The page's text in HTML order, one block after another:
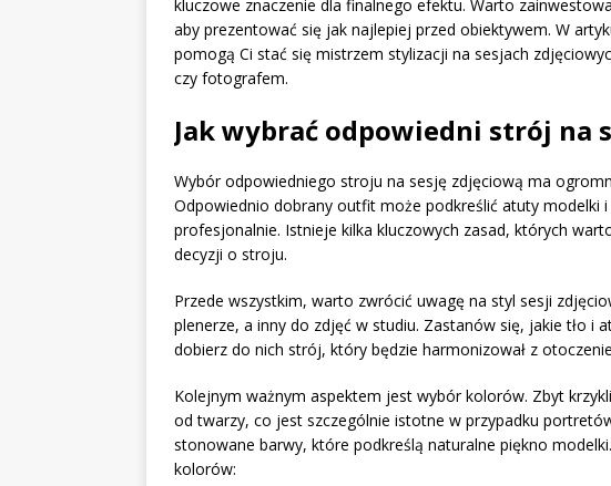
kluczowe znaczenie dla finalnego efektu. Warto
aby prezentować się jak najlepiej przed obiektywem. W
pomogą Ci stać się mistrzem stylizacji na sesjach
czy fotografem.
Jak wybrać odpowiedni strój na
Wybór odpowiedniego stroju na sesję zdjęciową ma
Odpowiednio dobrany outfit może podkreślić atuty modelki i
profesjonalnie. Istnieje kilka kluczowych zasad, których
decyzji o stroju.
Przede wszystkim, warto zwrócić uwagę na styl sesji
plenerze, a inny do zdjęć w studiu. Zastanów się, jakie tło i
dobierz do nich strój, który będzie harmonizował z
Kolejnym ważnym aspektem jest wybór kolorów. Zbyt
od twarzy, co jest szczególnie istotne w przypadku
stonowane barwy, które podkreślą naturalne piękno
kolorów: